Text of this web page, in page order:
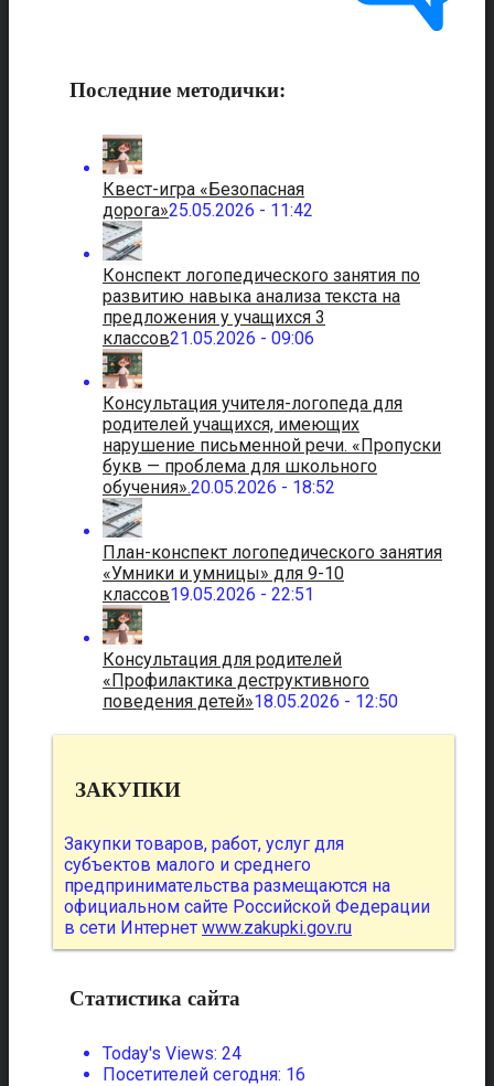
Последние методички:
Квест-игра «Безопасная
дорога»25.05.2026 - 11:42
Конспект логопедического занятия по
развитию навыка анализа текста на
предложения у учащихся 3
классов21.05.2026 - 09:06
Консультация учителя-логопеда для
родителей учащихся, имеющих
нарушение письменной речи. «Пропуски
букв — проблема для школьного
обучения».20.05.2026 - 18:52
План-конспект логопедического занятия
«Умники и умницы» для 9-10
классов19.05.2026 - 22:51
Консультация для родителей
«Профилактика деструктивного
поведения детей»18.05.2026 - 12:50
ЗАКУПКИ
Закупки товаров, работ, услуг для
субъектов малого и среднего
предпринимательства размещаются на
официальном сайте Российской Федерации
в сети Интернет www.zakupki.gov.ru
Статистика сайта
Today's Views: 24
Посетителей сегодня: 16